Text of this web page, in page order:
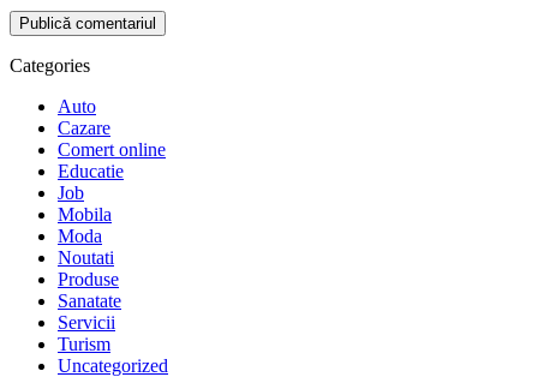
Categories
Auto
Cazare
Comert online
Educatie
Job
Mobila
Moda
Noutati
Produse
Sanatate
Servicii
Turism
Uncategorized